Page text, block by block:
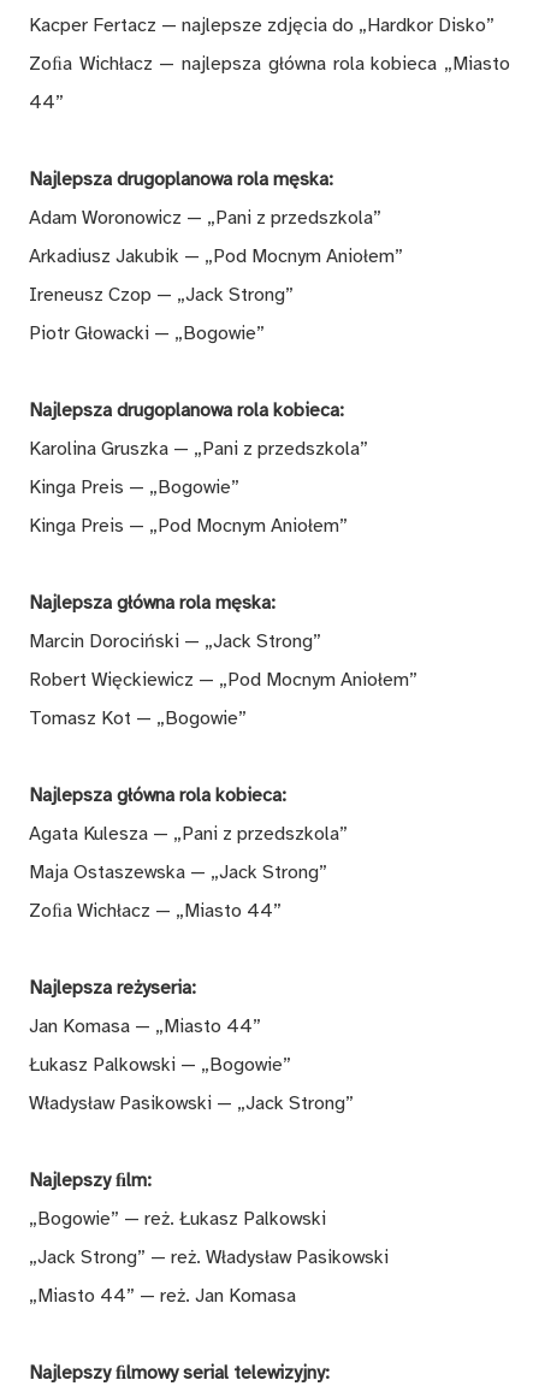
Kacper Fertacz — najlepsze zdjęcia do „Hardkor Disko”
Zoﬁa Wichłacz — najlepsza główna rola kobieca „Miasto
44”
Najlepsza drugoplanowa rola męska:
Adam Woronowicz — „Pani z przedszkola”
Arkadiusz Jakubik — „Pod Mocnym Aniołem”
Ireneusz Czop — „Jack Strong”
Piotr Głowacki — „Bogowie”
Najlepsza drugoplanowa rola kobieca:
Karolina Gruszka — „Pani z przedszkola”
Kinga Preis — „Bogowie”
Kinga Preis — „Pod Mocnym Aniołem”
Najlepsza główna rola męska:
Marcin Dorociński — „Jack Strong”
Robert Więckiewicz — „Pod Mocnym Aniołem”
Tomasz Kot — „Bogowie”
Najlepsza główna rola kobieca:
Agata Kulesza — „Pani z przedszkola”
Maja Ostaszewska — „Jack Strong”
Zoﬁa Wichłacz — „Miasto 44”
Najlepsza reżyseria:
Jan Komasa — „Miasto 44”
Łukasz Palkowski — „Bogowie”
Władysław Pasikowski — „Jack Strong”
Najlepszy ﬁlm:
„Bogowie” — reż. Łukasz Palkowski
„Jack Strong” — reż. Władysław Pasikowski
„Miasto 44” — reż. Jan Komasa
Najlepszy ﬁlmowy serial telewizyjny: